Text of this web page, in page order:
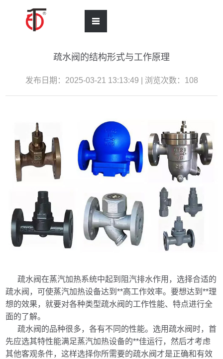
疏水阀的结构形式与工作原理
发布日期：2025-03-21 13:13:49 | 浏览次数： 108
疏水阀在蒸汽加热系统中起到阻汽排水作用，选择合适的
疏水阀，可使蒸汽加热设备达到**高工作效率。要想达到**理
想的效果，就要对各种类型疏水阀的工作性能、特点进行全
面的了解。
疏水阀的品种很多，各有不同的性能。选用疏水阀时，首
先应选其特性能满足蒸汽加热设备的**佳运行，然后才考虑
其他客观条件，这样选择你所需要的疏水阀才是正确和有效